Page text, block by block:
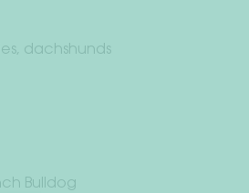
dachshunds
Bulldog